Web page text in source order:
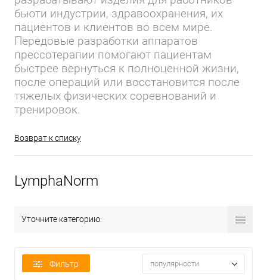
бьюти индустрии, здравоохранения, их
пациентов и клиентов во всем мире.
Передовые разработки аппаратов
прессотерапии помогают пациентам
быстрее вернуться к полноценной жизни,
после операций или восстановится после
тяжелых физических соревнований и
тренировок.
Возврат к списку
LymphaNorm
Уточните категорию:
Фильтр популярности